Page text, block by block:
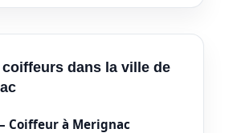
dans la ville de
– Coiffeur à Merignac